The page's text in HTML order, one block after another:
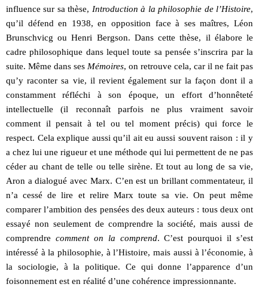
influence sur sa thèse, Introduction à la philosophie de l’Histoire,
qu’il défend en 1938, en opposition face à ses maîtres, Léon
Brunschvicg ou Henri Bergson. Dans cette thèse, il élabore le
cadre philosophique dans lequel toute sa pensée s’inscrira par la
suite. Même dans ses Mémoires, on retrouve cela, car il ne fait pas
qu’y raconter sa vie, il revient également sur la façon dont il a
constamment réfléchi à son époque, un effort d’honnêteté
intellectuelle (il reconnaît parfois ne plus vraiment savoir
comment il pensait à tel ou tel moment précis) qui force le
respect. Cela explique aussi qu’il ait eu aussi souvent raison : il y
a chez lui une rigueur et une méthode qui lui permettent de ne pas
céder au chant de telle ou telle sirène. Et tout au long de sa vie,
Aron a dialogué avec Marx. C’en est un brillant commentateur, il
n’a cessé de lire et relire Marx toute sa vie. On peut même
comparer l’ambition des pensées des deux auteurs : tous deux ont
essayé non seulement de comprendre la société, mais aussi de
comprendre comment on la comprend. C’est pourquoi il s’est
intéressé à la philosophie, à l’Histoire, mais aussi à l’économie, à
la sociologie, à la politique. Ce qui donne l’apparence d’un
foisonnement est en réalité d’une cohérence impressionnante.